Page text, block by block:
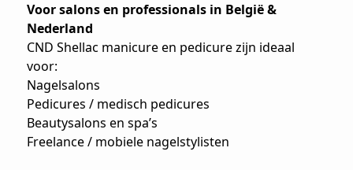
Voor salons en professionals in België &
Nederland
CND Shellac manicure en pedicure zijn ideaal
voor:
Nagelsalons
Pedicures / medisch pedicures
Beautysalons en spa’s
Freelance / mobiele nagelstylisten